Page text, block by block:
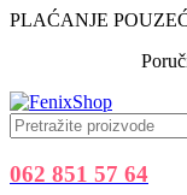
PLAĆANJE
062 851 57 64